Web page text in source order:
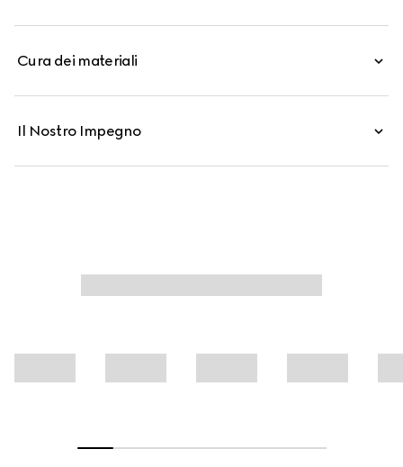
Cura dei materiali
Il Nostro Impegno